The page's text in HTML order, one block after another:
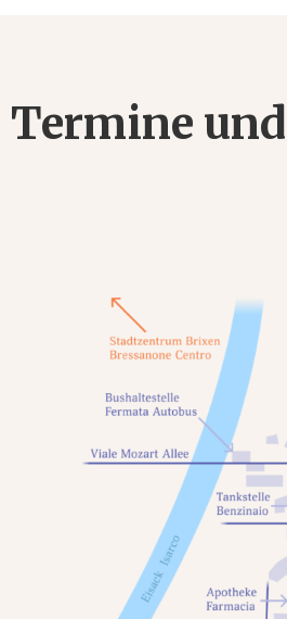
Termine